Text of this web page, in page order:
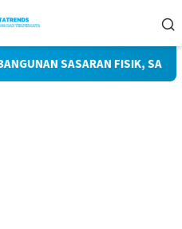
SASARAN FISIK, SATGAS TMMD